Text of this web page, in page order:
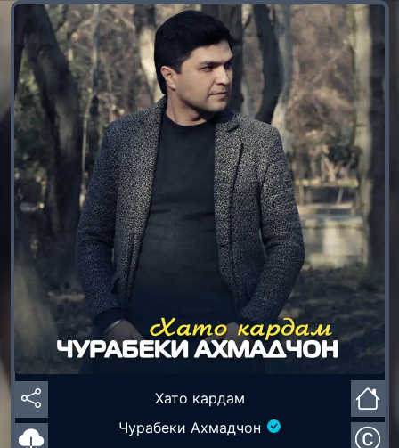
Хато кардам
Чурабеки Ахмадчон